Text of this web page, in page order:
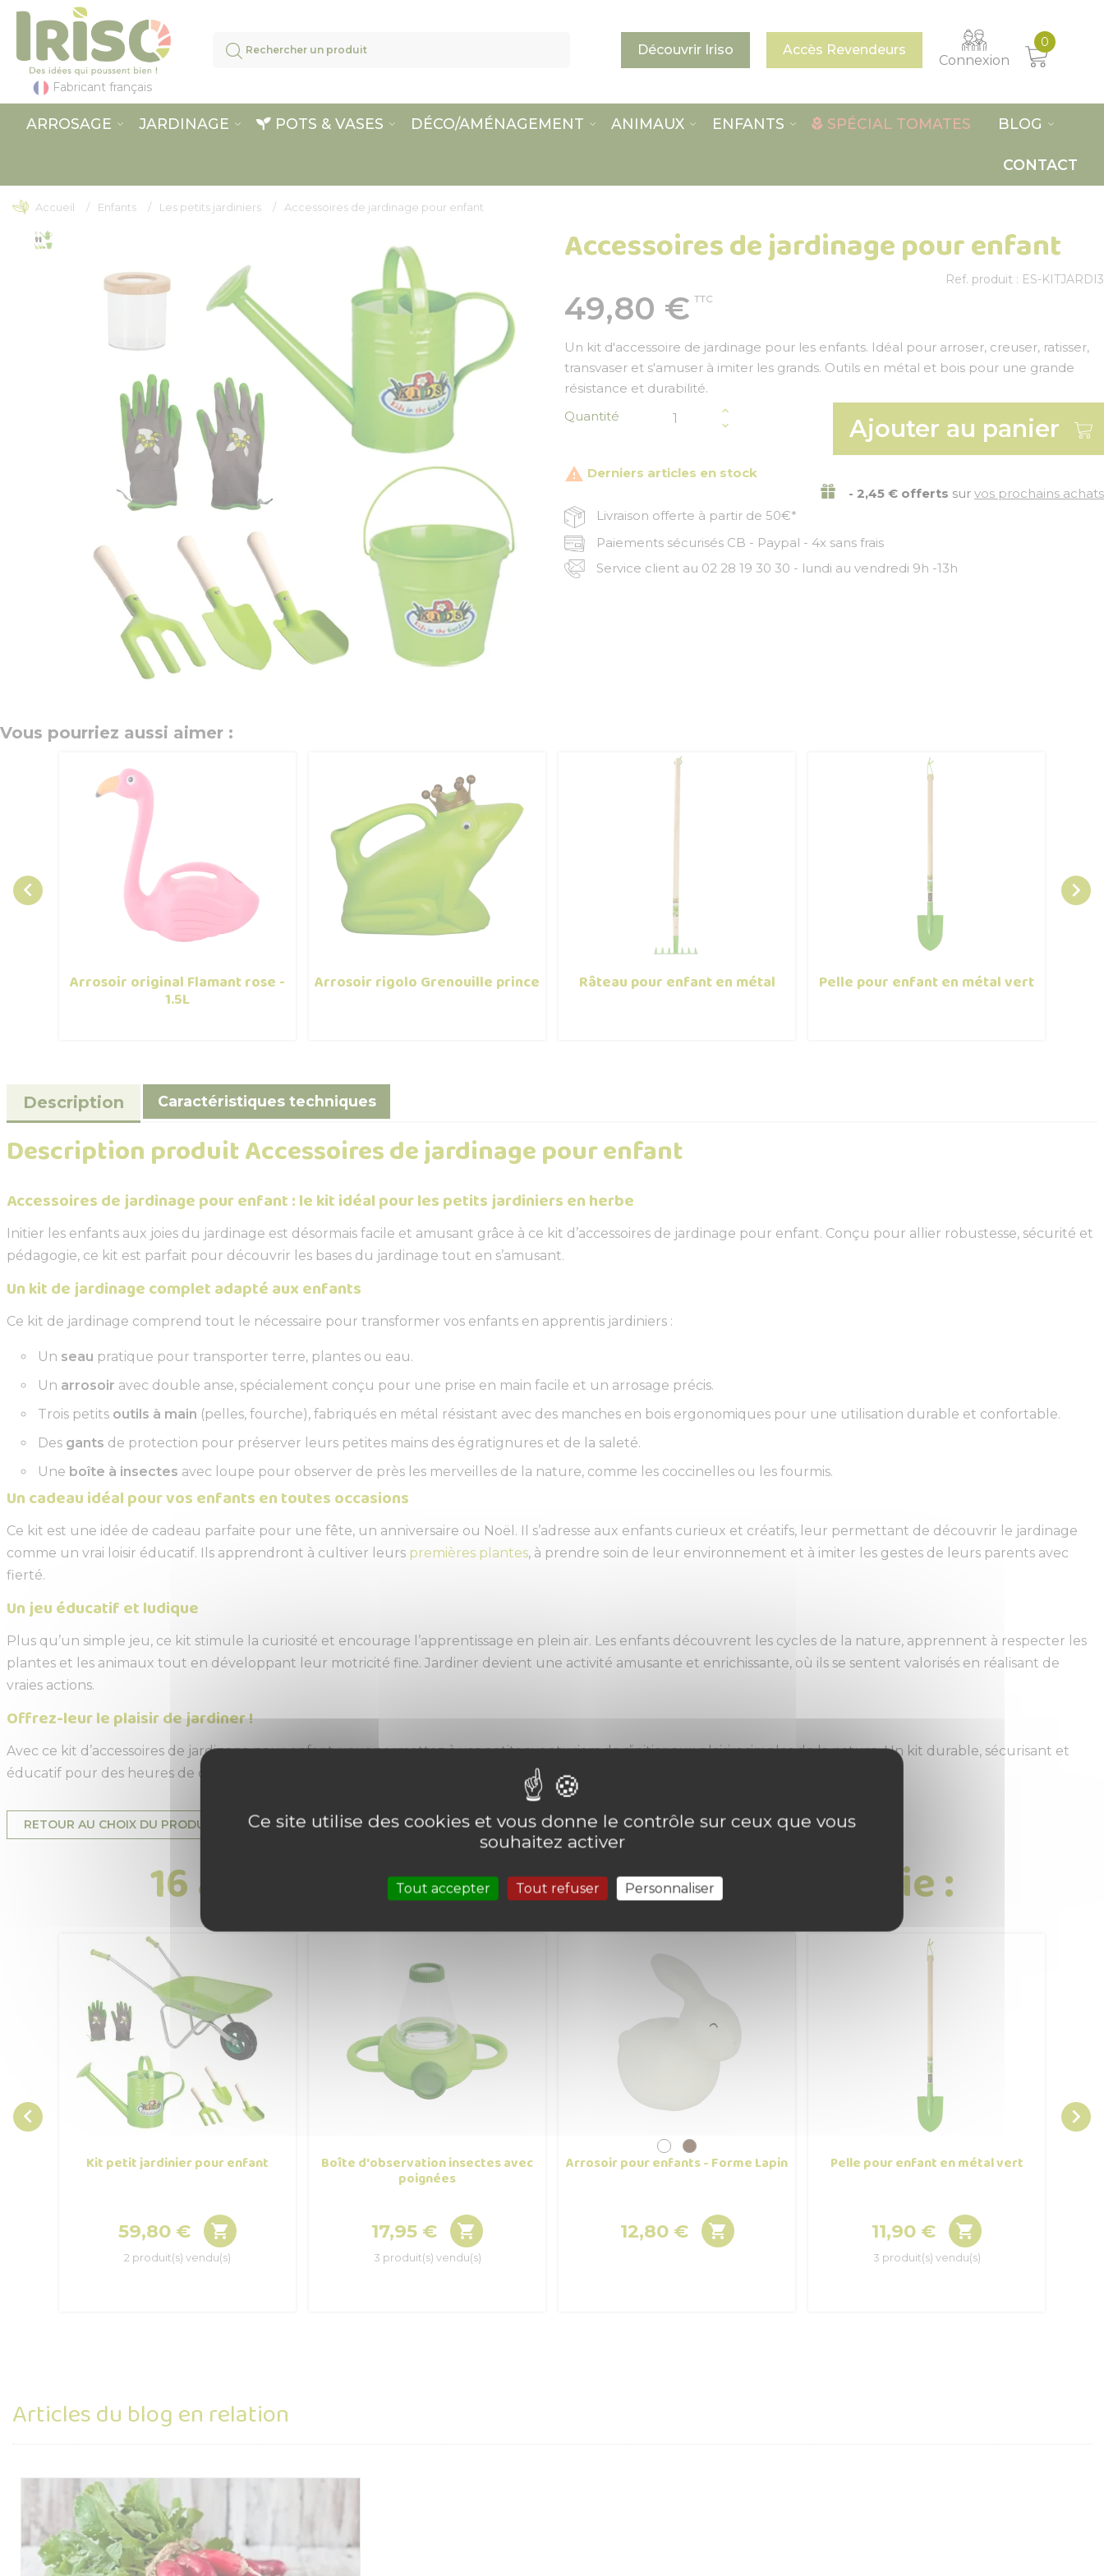
Fabricant français
Découvrir Iriso Accès Revendeurs
Connexion
0
ARROSAGE JARDINAGE POTS & VASES DÉCO/AMÉNAGEMENT ANIMAUX ENFANTS SPÉCIAL TOMATES BLOG
CONTACT
Accueil Enfants Les petits jardiniers Accessoires de jardinage pour enfant
Accessoires de jardinage pour enfant
Ref. produit : ES-KITJARDI3
49,80 € TTC
Un kit d'accessoire de jardinage pour les enfants. Idéal pour arroser, creuser, ratisser,
transvaser et s'amuser à imiter les grands. Outils en métal et bois pour une grande
résistance et durabilité.
Quantité
Ajouter au panier
 Derniers articles en stock
- 2,45 € offerts sur vos prochains achats
Livraison offerte à partir de 50€*
Paiements sécurisés CB - Paypal - 4x sans frais
Service client au 02 28 19 30 30 - lundi au vendredi 9h -13h
Vous pourriez aussi aimer :

Arrosoir original Flamant rose -
1.5L
Arrosoir rigolo Grenouille prince Râteau pour enfant en métal Pelle pour enfant en métal vert

Description Caractéristiques techniques
Description produit Accessoires de jardinage pour enfant
Accessoires de jardinage pour enfant : le kit idéal pour les petits jardiniers en herbe
Initier les enfants aux joies du jardinage est désormais facile et amusant grâce à ce kit d’accessoires de jardinage pour enfant. Conçu pour allier robustesse, sécurité et
pédagogie, ce kit est parfait pour découvrir les bases du jardinage tout en s’amusant.
Un kit de jardinage complet adapté aux enfants
Ce kit de jardinage comprend tout le nécessaire pour transformer vos enfants en apprentis jardiniers :
Un seau pratique pour transporter terre, plantes ou eau.
Un arrosoir avec double anse, spécialement conçu pour une prise en main facile et un arrosage précis.
Trois petits outils à main (pelles, fourche), fabriqués en métal résistant avec des manches en bois ergonomiques pour une utilisation durable et confortable.
Des gants de protection pour préserver leurs petites mains des égratignures et de la saleté.
Une boîte à insectes avec loupe pour observer de près les merveilles de la nature, comme les coccinelles ou les fourmis.
Un cadeau idéal pour vos enfants en toutes occasions
Ce kit est une idée de cadeau parfaite pour une fête, un anniversaire ou Noël. Il s’adresse aux enfants curieux et créatifs, leur permettant de découvrir le jardinage
comme un vrai loisir éducatif. Ils apprendront à cultiver leurs premières plantes, à prendre soin de leur environnement et à imiter les gestes de leurs parents avec
fierté.
Un jeu éducatif et ludique
Plus qu’un simple jeu, ce kit stimule la curiosité et encourage l’apprentissage en plein air. Les enfants découvrent les cycles de la nature, apprennent à respecter les
plantes et les animaux tout en développant leur motricité fine. Jardiner devient une activité amusante et enrichissante, où ils se sentent valorisés en réalisant de
vraies actions.
Offrez-leur le plaisir de jardiner !
Avec ce kit d’accessoires de jardinage pour enfant, vous permettez à vos petits aventuriers de s’initier aux plaisirs simples de la nature. Un kit durable, sécurisant et
éducatif pour des heures de découvertes en famille. Faites le premier pas vers des moments précieux en plein air !
RETOUR AU CHOIX DU PRODUIT
16 autres produits dans la même catégorie :

Kit petit jardinier pour enfant
Prix
59,80 € 
2 produit(s) vendu(s)
Boîte d'observation insectes avec
poignées
Prix
17,95 € 
3 produit(s) vendu(s)
Arrosoir pour enfants - Forme Lapin
Prix
12,80 € 
Pelle pour enfant en métal vert
Prix
11,90 € 
3 produit(s) vendu(s)

Articles du blog en relation
Panneau de gestion des cookies
Ce site utilise des cookies et vous donne le contrôle sur ceux que vous
souhaitez activer
Tout accepter Tout refuser Personnaliser